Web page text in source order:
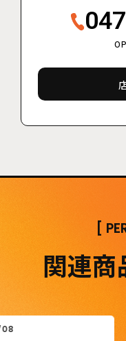
[
関連